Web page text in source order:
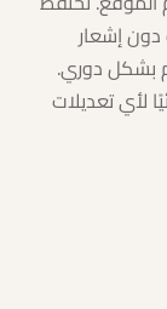
إشعار
بشكل دوري.
لأي تعديلات